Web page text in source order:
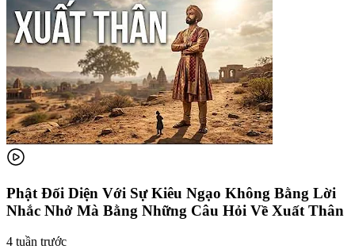
Phật Đối Diện Với Sự Kiêu Ngạo Không Bằng Lời
Nhắc Nhở Mà Bằng Những Câu Hỏi Về Xuất Thân
4 tuần trước